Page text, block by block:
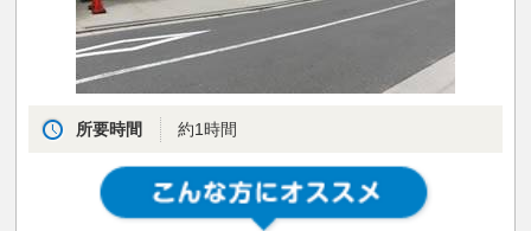
所要時間 約1時間